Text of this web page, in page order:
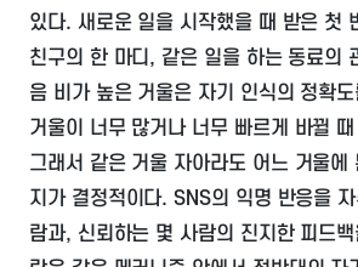
있다. 새로운 일을 시작했을 때 받은 첫
친구의 한 마디, 같은 일을 하는 동료의
음 비가 높은 거울은 자기 인식의 정확
거울이 너무 많거나 너무 빠르게 바뀔
그래서 같은 거울 자아라도 어느 거울에
지가 결정적이다. SNS의 익명 반응을
람과, 신뢰하는 몇 사람의 진지한 피드